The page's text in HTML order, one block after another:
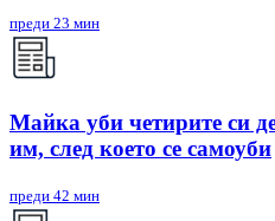
преди 23 мин
Майка уби четирите си
им, след което се самоуби
преди 42 мин